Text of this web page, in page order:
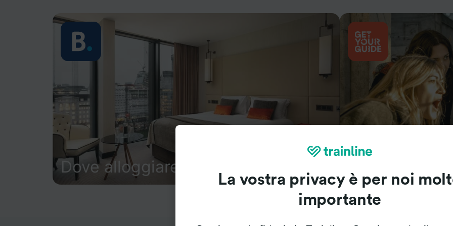
Dove alloggiare
La vostra privacy è per noi
importante